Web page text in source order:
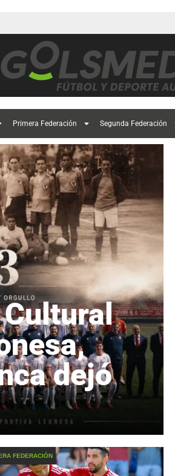
Primera Federación Segunda Federación
dejó
FEDERACIÓN